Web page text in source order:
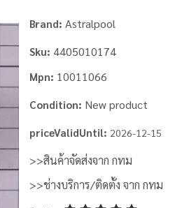
Brand: Astralpool
Sku: 4405010174
Mpn: 10011066
Condition: New product
priceValidUntil: 2026-12-15
>>สินค้าจัดส่งจาก กทม
>>ช่างบริการ/ติดตั้ง จาก กทม